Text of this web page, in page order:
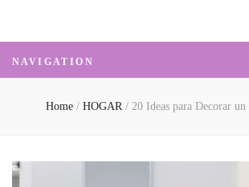
Mamá
Todo
NAVIGATION
Home / HOGAR / 20 Ideas para Decorar un